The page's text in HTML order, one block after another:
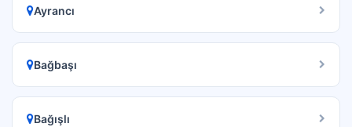
Ayrancı
Bağbaşı
Bağışlı